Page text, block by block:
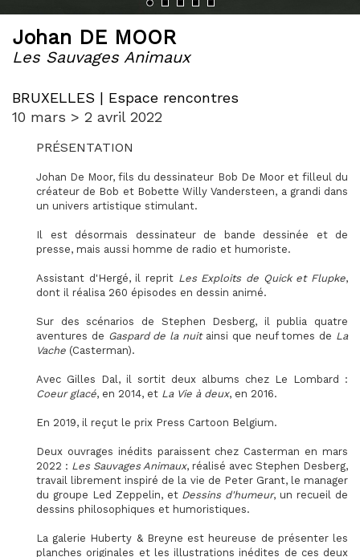
Johan DE MOOR
Les Sauvages Animaux
BRUXELLES | Espace rencontres
10 mars > 2 avril 2022
PRÉSENTATION
Johan De Moor, fils du dessinateur Bob De Moor et filleul du
créateur de Bob et Bobette Willy Vandersteen, a grandi dans
un univers artistique stimulant.
Il est désormais dessinateur de bande dessinée et de
presse, mais aussi homme de radio et humoriste.
Assistant d'Hergé, il reprit Les Exploits de Quick et Flupke,
dont il réalisa 260 épisodes en dessin animé.
Sur des scénarios de Stephen Desberg, il publia quatre
aventures de Gaspard de la nuitainsi que neuf tomes de La
Vache (Casterman).
Avec Gilles Dal, il sortit deux albums chez Le Lombard :
Coeur glacé, en 2014, et La Vie à deux, en 2016.
En 2019, il reçut le prix Press Cartoon Belgium.
Deux ouvrages inédits paraissent chez Casterman en mars
2022 : Les Sauvages Animaux, réalisé avec Stephen Desberg,
travail librement inspiré de la vie de Peter Grant, le manager
du groupe Led Zeppelin, et Dessins d'humeur, un recueil de
dessins philosophiques et humoristiques.
La galerie Huberty & Breyne est heureuse de présenter les
planches originales et les illustrations inédites de ces deux